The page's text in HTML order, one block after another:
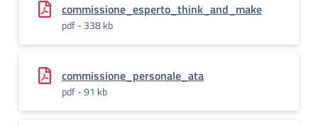
commissione_esperto_think_and_make
pdf - 338 kb
commissione_personale_ata
pdf - 91 kb